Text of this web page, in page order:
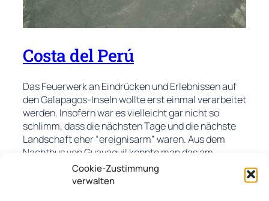
Cookie-Zustimmung
verwalten
Costa del Perú
Das Feuerwerk an Eindrücken und Erlebnissen auf
den Galapagos-Inseln wollte erst einmal verarbeitet
werden. Insofern war es vielleicht gar nicht so
schlimm, dass die nächsten Tage und die nächste
Landschaft eher “ereignisarm” waren. Aus dem
Nachtbus von Guayaquil konnte man das am
nächsten morgen schon erahnen. Ein Blick aus dem
Fenster offenbarte eine karge, trockene,